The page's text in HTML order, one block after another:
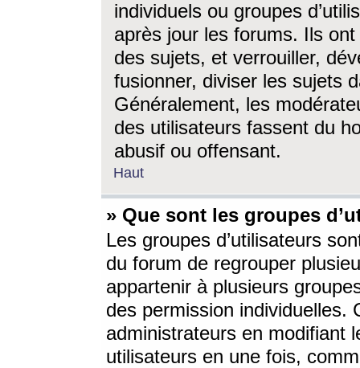
individuels ou groupes
après jour les forums. Ils ont
des sujets, et verrouiller,
fusionner, diviser les sujets
Généralement, les
des utilisateurs fassent du
abusif ou offensant.
Haut
» Que sont les groupes
Les groupes d’utilisateurs
du forum de regrouper
appartenir à plusieurs
des permission individuelles.
administrateurs en modifiant
utilisateurs en une fois,